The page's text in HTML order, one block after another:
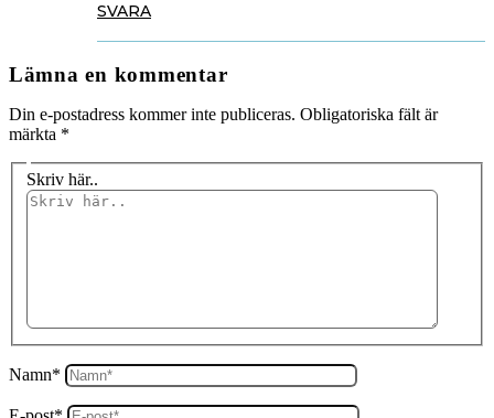
SVARA
Lämna en kommentar
Din e-postadress kommer inte publiceras. Obligatoriska fält är
märkta *
Skriv här..
Namn*